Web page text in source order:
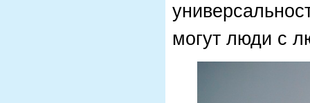
могут люди с